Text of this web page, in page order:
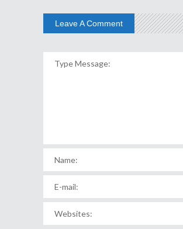
Leave A Comment